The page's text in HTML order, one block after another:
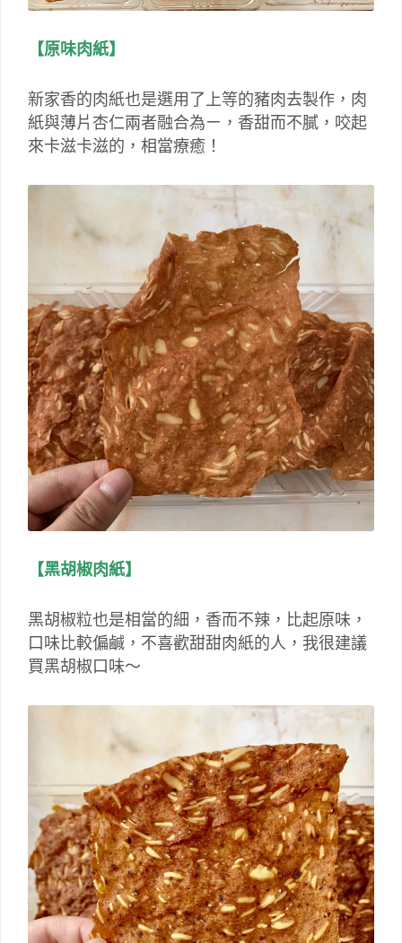
【原味肉紙】
新家香的肉紙也是選用了上等的豬肉去製作，肉
紙與薄片杏仁兩者融合為ㄧ，香甜而不膩，咬起
來卡滋卡滋的，相當療癒！
【黑胡椒肉紙】
黑胡椒粒也是相當的細，香而不辣，比起原味，
口味比較偏鹹，不喜歡甜甜肉紙的人，我很建議
買黑胡椒口味～